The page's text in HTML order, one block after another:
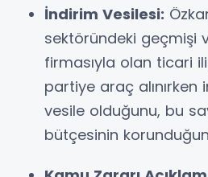
İndirim Vesilesi:
sektöründeki geçmişi
firmasıyla olan ticari
partiye araç alınırken
vesile olduğunu, bu
bütçesinin